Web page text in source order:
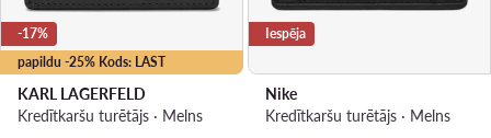
papildu -25% Kods: LAST
-17%
KARL LAGERFELD
Kredītkaršu turētājs · Melns
Iespēja
Nike
Kredītkaršu turētājs · Melns